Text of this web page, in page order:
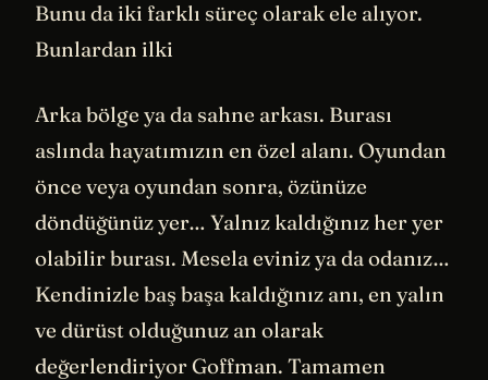
Bunu da iki farklı süreç olarak ele alıyor.
Bunlardan ilki
Arka bölge ya da sahne arkası. Burası
aslında hayatımızın en özel alanı. Oyundan
önce veya oyundan sonra, özünüze
döndüğünüz yer… Yalnız kaldığınız her yer
olabilir burası. Mesela eviniz ya da odanız…
Kendinizle baş başa kaldığınız anı, en yalın
ve dürüst olduğunuz an olarak
değerlendiriyor Goffman. Tamamen